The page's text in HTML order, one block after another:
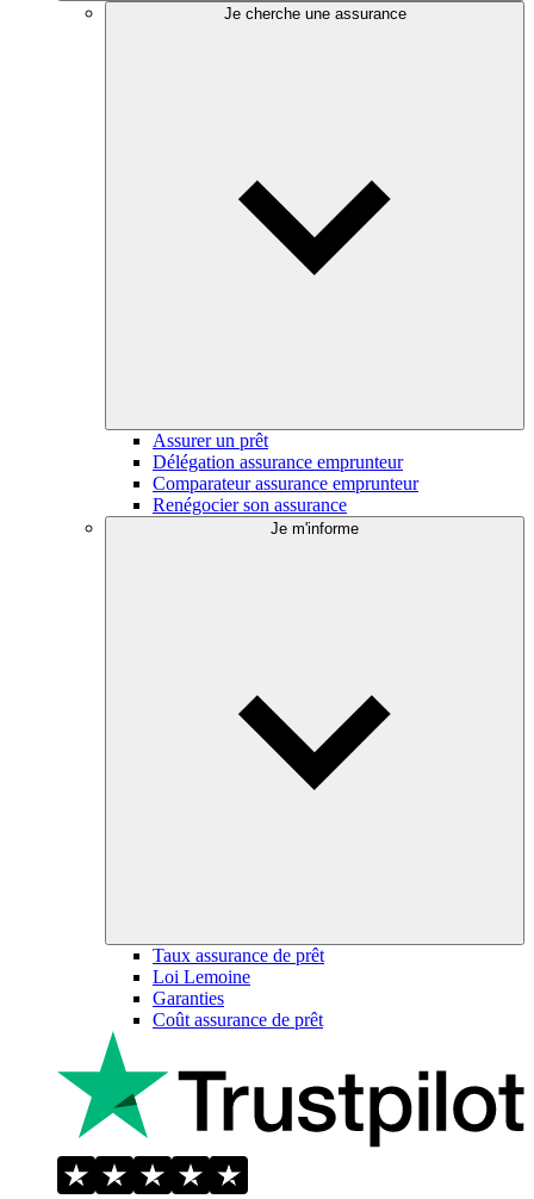
Je cherche une assurance
Assurer un prêt
Délégation assurance emprunteur
Comparateur assurance emprunteur
Renégocier son assurance
Je m'informe
Taux assurance de prêt
Loi Lemoine
Garanties
Coût assurance de prêt